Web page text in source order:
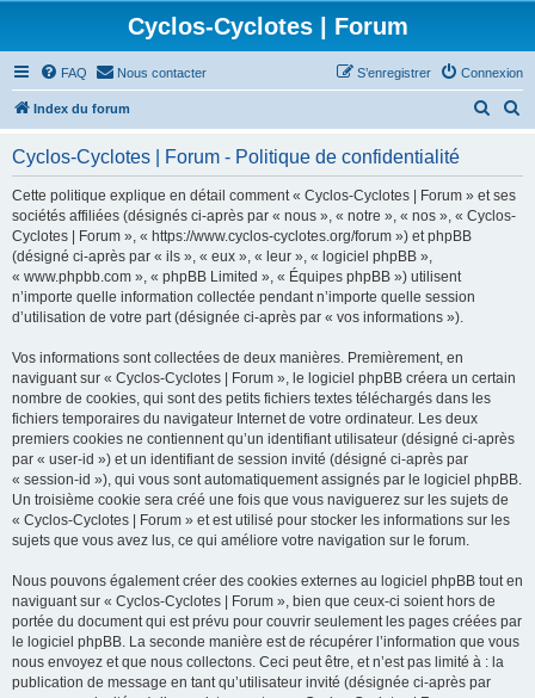
Cyclos-Cyclotes | Forum
FAQ Nous contacter Connexion
S’enregistrer
Index du forum
h
e
Cyclos-Cyclotes | Forum - Politique de confidentialité
Cette politique explique en détail comment « Cyclos-Cyclotes | Forum » et ses
sociétés affiliées (désignés ci-après par « nous », « notre », « nos », « Cyclos-
Cyclotes | Forum », « https://www.cyclos-cyclotes.org/forum ») et phpBB
(désigné ci-après par « ils », « eux », « leur », « logiciel phpBB »,
« www.phpbb.com », « phpBB Limited », « Équipes phpBB ») utilisent
n’importe quelle information collectée pendant n’importe quelle session
d’utilisation de votre part (désignée ci-après par « vos informations »).
Vos informations sont collectées de deux manières. Premièrement, en
naviguant sur « Cyclos-Cyclotes | Forum », le logiciel phpBB créera un certain
nombre de cookies, qui sont des petits fichiers textes téléchargés dans les
fichiers temporaires du navigateur Internet de votre ordinateur. Les deux
premiers cookies ne contiennent qu’un identifiant utilisateur (désigné ci-après
par « user-id ») et un identifiant de session invité (désigné ci-après par
« session-id »), qui vous sont automatiquement assignés par le logiciel phpBB.
Un troisième cookie sera créé une fois que vous naviguerez sur les sujets de
« Cyclos-Cyclotes | Forum » et est utilisé pour stocker les informations sur les
sujets que vous avez lus, ce qui améliore votre navigation sur le forum.
Nous pouvons également créer des cookies externes au logiciel phpBB tout en
naviguant sur « Cyclos-Cyclotes | Forum », bien que ceux-ci soient hors de
portée du document qui est prévu pour couvrir seulement les pages créées par
le logiciel phpBB. La seconde manière est de récupérer l’information que vous
nous envoyez et que nous collectons. Ceci peut être, et n’est pas limité à : la
publication de message en tant qu’utilisateur invité (désignée ci-après par